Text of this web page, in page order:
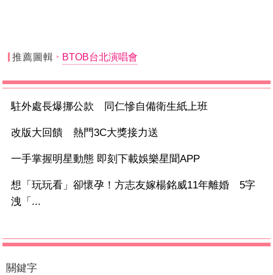
推薦圖輯 BTOB台北演唱會
駐外處長爆挪公款 同仁慘自備衛生紙上班
改版大回饋 熱門3C大獎接力送
一手掌握明星動態 即刻下載娛樂星聞APP
想「玩玩看」卻懷孕！方志友嫁楊銘威11年離婚 5字
洩「...
關鍵字